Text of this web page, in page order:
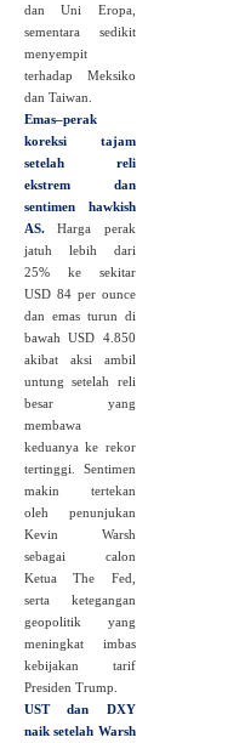
dan Uni Eropa,
sementara sedikit
menyempit
terhadap Meksiko
dan Taiwan.
Emas–perak
koreksi tajam
setelah reli
ekstrem dan
sentimen hawkish
AS.
Harga perak
jatuh lebih dari
25% ke sekitar
USD 84 per ounce
dan emas turun di
bawah USD 4.850
akibat aksi ambil
untung setelah reli
besar yang
membawa
keduanya ke rekor
tertinggi. Sentimen
makin tertekan
oleh penunjukan
Kevin Warsh
sebagai calon
Ketua The Fed,
serta ketegangan
geopolitik yang
meningkat imbas
kebijakan tarif
Presiden Trump.
UST dan DXY
naik setelah Warsh